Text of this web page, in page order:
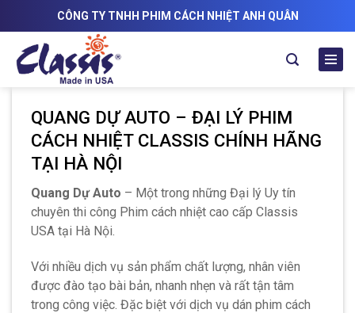
content
CÔNG TY TNHH PHIM CÁCH NHIỆT ANH QUÂN
QUANG DỰ AUTO – ĐẠI LÝ PHIM
CÁCH NHIỆT CLASSIS CHÍNH HÃNG
TẠI HÀ NỘI
Quang Dự Auto – Một trong những Đại lý Uy tín
chuyên thi công Phim cách nhiệt cao cấp Classis
USA tại Hà Nội.
Với nhiều dịch vụ sản phẩm chất lượng, nhân viên
được đào tạo bài bản, nhanh nhẹn và rất tận tâm
trong công việc. Đặc biệt với dịch vụ dán phim cách